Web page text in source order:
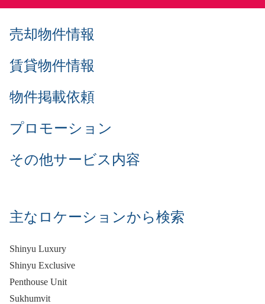
売却物件情報
賃貸物件情報
物件掲載依頼
プロモーション
その他サービス内容
主なロケーションから検索
Shinyu Luxury
Shinyu Exclusive
Penthouse Unit
Sukhumvit